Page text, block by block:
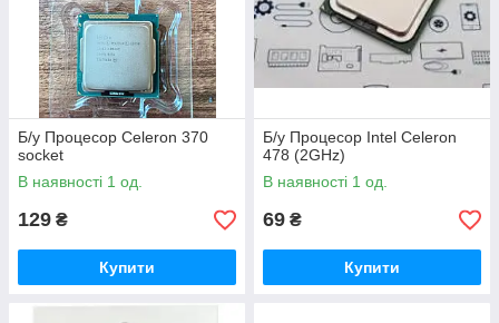
Б/у Процесор Celeron 370
socket
В наявності 1 од.
129 ₴
Купити
Б/у Процесор Intel Celeron
478 (2GHz)
В наявності 1 од.
69 ₴
Купити